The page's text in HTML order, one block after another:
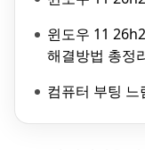
윈도우 11
해결방법 총정
컴퓨터 부팅